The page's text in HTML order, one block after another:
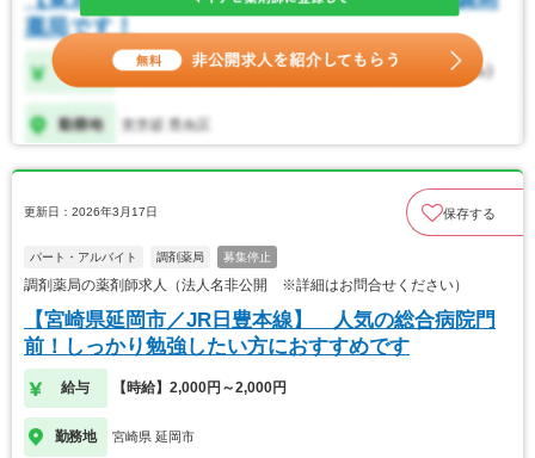
更新日：2026年3月17日 保存する
パート・アルバイト 調剤薬局 募集停止
調剤薬局の薬剤師求人（法人名非公開 ※詳細はお問合せください）
【宮崎県延岡市／JR日豊本線】 人気の総合病院門
前！しっかり勉強したい方におすすめです
給与 【時給】2,000円～2,000円
勤務地 宮崎県 延岡市